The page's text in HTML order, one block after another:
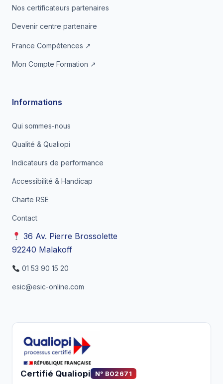
Nos certificateurs partenaires
Devenir centre partenaire
France Compétences ↗
Mon Compte Formation ↗
Informations
Qui sommes-nous
Qualité & Qualiopi
Indicateurs de performance
Accessibilité & Handicap
Charte RSE
Contact
36 Av. Pierre Brossolette
92240 Malakoff
01 53 90 15 20
esic@esic-online.com
Certifié Qualiopi
N° B02671